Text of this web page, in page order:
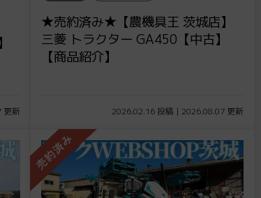
更新
★売約済み★【農機具王 茨城店】
三菱 トラクター GA450【中古】
【商品紹介】
2026.02.16 投稿 | 2026.08.07 更新